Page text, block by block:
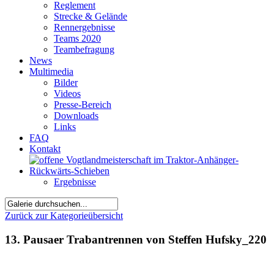
Reglement
Strecke & Gelände
Rennergebnisse
Teams 2020
Teambefragung
News
Multimedia
Bilder
Videos
Presse-Bereich
Downloads
Links
FAQ
Kontakt
Ergebnisse
Zurück zur Kategorieübersicht
13. Pausaer Trabantrennen von Steffen Hufsky_220